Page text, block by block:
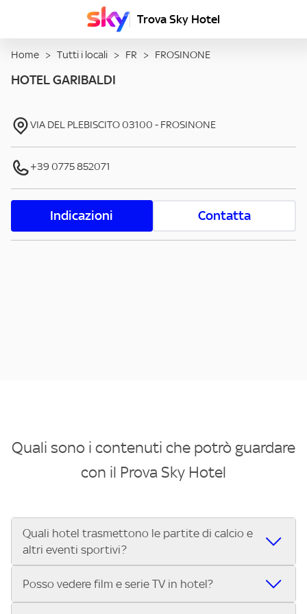
Trova Sky Hotel
Home > Tutti i locali > FR > FROSINONE
HOTEL GARIBALDI
VIA DEL PLEBISCITO 03100 - FROSINONE
+39 0775 852071
Indicazioni Contatta
Quali sono i contenuti che potrò guardare
con il Prova Sky Hotel
Quali hotel trasmettono le partite di calcio e
altri eventi sportivi?
Se cerchi un hotel dove poter vedere le partite di Serie A,
Posso vedere film e serie TV in hotel?